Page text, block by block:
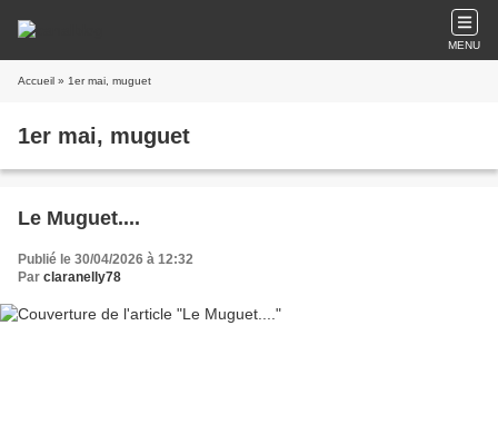
MENU
Accueil » 1er mai, muguet
1er mai, muguet
Le Muguet....
Publié le 30/04/2026 à 12:32
Par claranelly78